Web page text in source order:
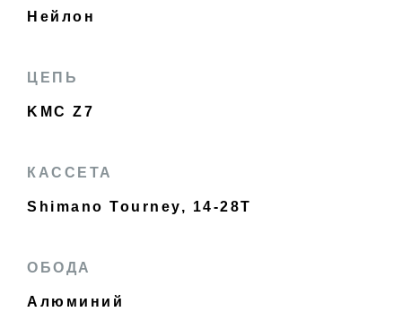
Нейлон
ЦЕПЬ
KMC Z7
КАССЕТА
Shimano Tourney, 14-28T
ОБОДА
Алюминий